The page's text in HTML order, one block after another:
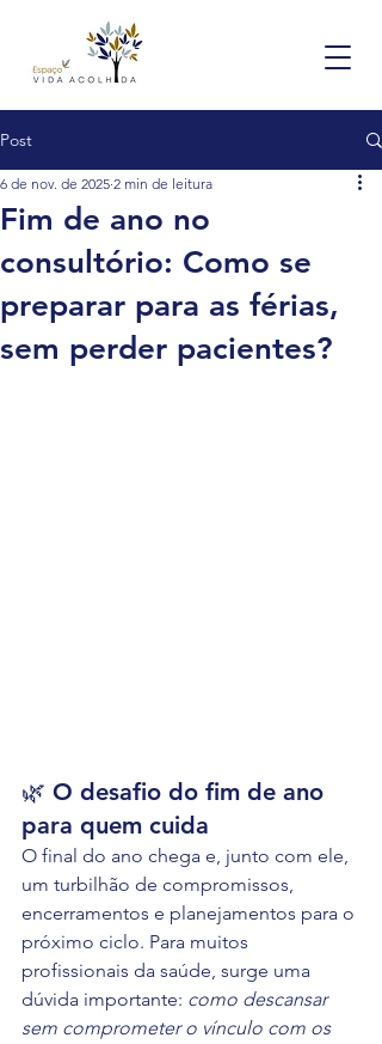
Post
Fim de ano no
consultório: Como se
preparar para as férias,
sem perder pacientes?
6 de nov. de 2025 2 min de leitura
🌿 O desafio do fim de ano
para quem cuida
O final do ano chega e, junto com ele,
um turbilhão de compromissos,
encerramentos e planejamentos para o
próximo ciclo. Para muitos
profissionais da saúde, surge uma
dúvida importante: como descansar
sem comprometer o vínculo com os